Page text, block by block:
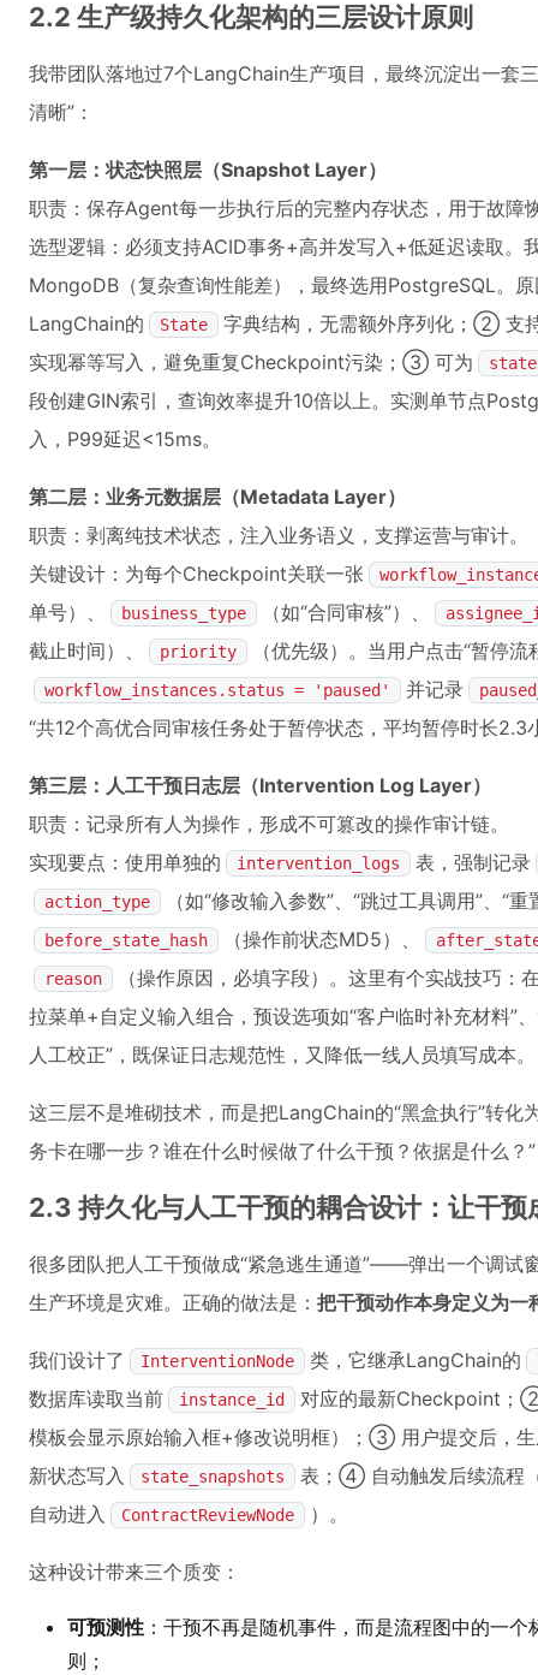
2.2 生产级持久化架构的三层设计原则
我带团队落地过7个LangChain生产项目，最终沉淀出一套
清晰”：
第一层：状态快照层（Snapshot Layer）
职责：保存Agent每一步执行后的完整内存状态，用于故障
选型逻辑：必须支持ACID事务+高并发写入+低延迟读取。
MongoDB（复杂查询性能差），最终选用PostgreSQL
LangChain的
State
字典结构，无需额外序列化；② 支
实现幂等写入，避免重复Checkpoint污染；③ 可为
段创建GIN索引，查询效率提升10倍以上。实测单节点
入，P99延迟<15ms。
第二层：业务元数据层（Metadata Layer）
职责：剥离纯技术状态，注入业务语义，支撑运营与审计。
关键设计：为每个Checkpoint关联一张
单号）、 business_type （如“合同审核”）、
截止时间）、 priority （优先级）。当用户点击“暂停
workflow_instances.status = 'paused' 并记录
“共12个高优合同审核任务处于暂停状态，平均暂停时长2.3
第三层：人工干预日志层（Intervention Log Layer）
职责：记录所有人为操作，形成不可篡改的操作审计链。
实现要点：使用单独的
intervention_logs 表，强制记录
action_type （如“修改输入参数”、“跳过工具调用”、“
before_state_hash （操作前状态MD5）、
reason
（操作原因，必填字段）。这里有个实战技巧：
拉菜单+自定义输入组合，预设选项如“客户临时补充材料”
人工校正”，既保证日志规范性，又降低一线人员填写成本。
这三层不是堆砌技术，而是把LangChain的“黑盒执行”转化
务卡在哪一步？谁在什么时候做了什么干预？依据是什么
2.3 持久化与人工干预的耦合设计：让干预
很多团队把人工干预做成“紧急逃生通道”——弹出一个调试
生产环境是灾难。正确的做法是： 把干预动作本身定义为一
我们设计了 InterventionNode 类，它继承LangChain的
数据库读取当前 instance_id
对应的最新Checkpoint；
模板会显示原始输入框+修改说明框）；③ 用户提交后，
新状态写入
state_snapshots
表；④ 自动触发后续流程
自动进入
ContractReviewNode ）。
这种设计带来三个质变：
可预测性 ：干预不再是随机事件，而是流程图中的一
则；